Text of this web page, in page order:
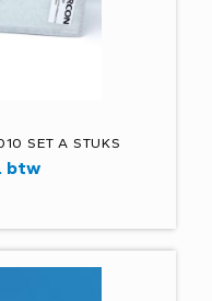
SET A STUKS
btw